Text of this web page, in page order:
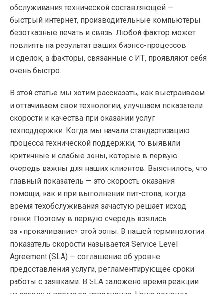
обслуживания технической составляющей —
быстрый интернет, производительные компьютеры,
безотказные печать и связь. Любой фактор может
повлиять на результат ваших бизнес-процессов
и сделок, а факторы, связанные с ИТ, проявляют себя
очень быстро.
В этой статье мы хотим рассказать, как выстраиваем
и оттачиваем свои технологии, улучшаем показатели
скорости и качества при оказании услуг
техподдержки. Когда мы начали стандартизацию
процесса технической поддержки, то выявили
критичные и слабые зоны, которые в первую
очередь важны для наших клиентов. Выяснилось, что
главный показатель — это скорость оказания
помощи, как и при выполнении пит-стопа, когда
время техобслуживания зачастую решает исход
гонки. Поэтому в первую очередь взялись
за «прокачивание» этой зоны. В нашей терминологии
показатель скорости называется Service Level
Agreement (SLA) — соглашение об уровне
предоставления услуги, регламентирующее сроки
работы с заявками. В SLA заложено время реакции